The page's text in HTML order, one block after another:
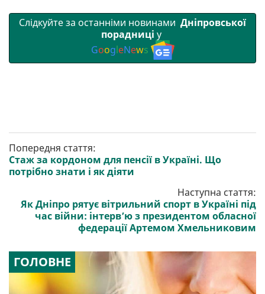
Слідкуйте за останніми новинами Дніпровської
порадниці у
GoogleNews
Попередня стаття:
Стаж за кордоном для пенсії в Україні. Що
потрібно знати і як діяти
Наступна стаття:
Як Дніпро рятує вітрильний спорт в Україні під
час війни: інтерв’ю з президентом обласної
федерації Артемом Хмельниковим
ГОЛОВНЕ